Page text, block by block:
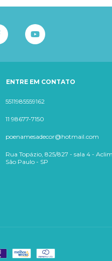
ENTRE EM CONTATO
5511985559162
11 98677-7150
poenamesadecor@hotmail.com
Rua Topázio, 825/827 - sala 4 -
São Paulo - SP